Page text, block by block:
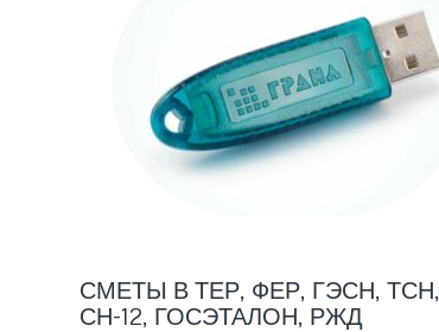
СМЕТЫ В ТЕР, ФЕР, ГЭСН, ТСН,
СН-12, ГОСЭТАЛОН, РЖД